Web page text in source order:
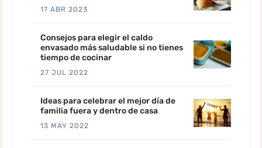
17 ABR 2023
Consejos para elegir el caldo
envasado más saludable si no tienes
tiempo de cocinar
27 JUL 2022
Ideas para celebrar el mejor día de
familia fuera y dentro de casa
13 MAY 2022